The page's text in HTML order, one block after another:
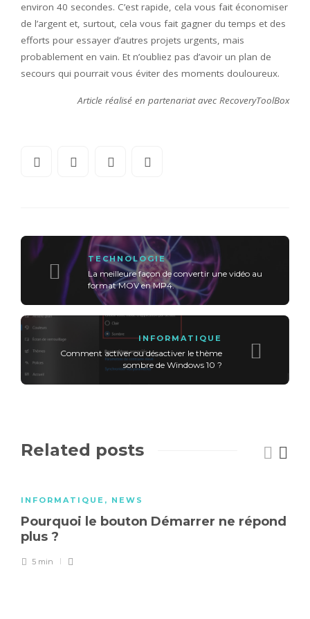
environ 40 secondes. C’est rapide, cela vous fait économiser
de l’argent et, surtout, cela vous fait gagner du temps et des
efforts pour essayer d’autres projets urgents, mais
probablement en vain. Et n’oubliez pas d’avoir un plan de
secours qui pourrait vous éviter des moments douloureux.
Article réalisé en partenariat avec RecoveryToolBox
TECHNOLOGIE
La meilleure façon de convertir une vidéo au
format MOV en MP4.
INFORMATIQUE
Comment activer ou désactiver le thème
sombre de Windows 10 ?
Related posts
INFORMATIQUE , NEWS
Pourquoi le bouton Démarrer ne répond
plus ?
5 min